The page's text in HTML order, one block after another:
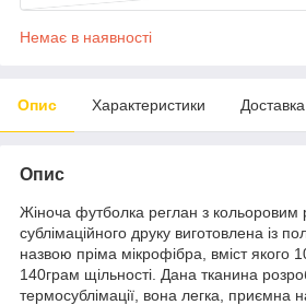
Немає в наявності
Опис Характеристики Доставка
Опис
Жіноча футболка реглан з кольоровим
сублімаційного друку виготовлена із
назвою пріма мікрофібра, вміст якого
140грам щільності. Дана тканина
термосублімації, вона легка, приємна